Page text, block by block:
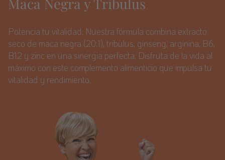
Maca Negra y Tribulus
Potencia tu vitalidad. Nuestra fórmula combina extracto
seco de maca negra (20:1), tribulus, ginseng, arginina, B6,
B12 y zinc en una sinergia perfecta. Disfruta de la vida al
máximo con este complemento alimenticio que impulsa tu
vitalidad y rendimiento.